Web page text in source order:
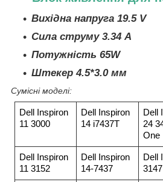
Вихідна напруга 19.5 V
Сила струму 3.34 A
Потужність 65W
Штекер 4.5*3.0 мм
Сумісні моделі:
Dell Inspiron
11 3000
Dell Inspiron
14 i7437T
Dell
24
One
Dell Inspiron
11 3152
Dell Inspiron
14-7437
Dell
3147